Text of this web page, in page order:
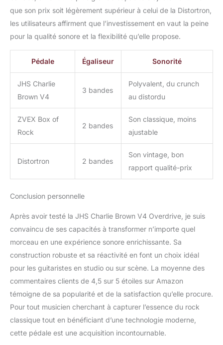
que son prix soit légèrement supérieur à celui de la Distortron,
les utilisateurs affirment que l’investissement en vaut la peine
pour la qualité sonore et la flexibilité qu’elle propose.
Pédale Égaliseur Sonorité
JHS Charlie
Brown V4
3 bandes
Polyvalent, du crunch
au distordu
ZVEX Box of
Rock
2 bandes
Son classique, moins
ajustable
Distortron 2 bandes
Son vintage, bon
rapport qualité-prix
Conclusion personnelle
Après avoir testé la JHS Charlie Brown V4 Overdrive, je suis
convaincu de ses capacités à transformer n’importe quel
morceau en une expérience sonore enrichissante. Sa
construction robuste et sa réactivité en font un choix idéal
pour les guitaristes en studio ou sur scène. La moyenne des
commentaires clients de 4,5 sur 5 étoiles sur Amazon
témoigne de sa popularité et de la satisfaction qu’elle procure.
Pour tout musicien cherchant à capturer l’essence du rock
classique tout en bénéficiant d’une technologie moderne,
cette pédale est une acquisition incontournable.